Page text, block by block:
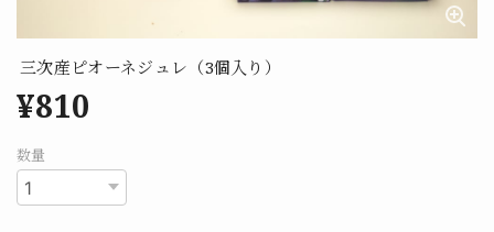
三次産ピオーネジュレ（3個入り）
¥810
数量